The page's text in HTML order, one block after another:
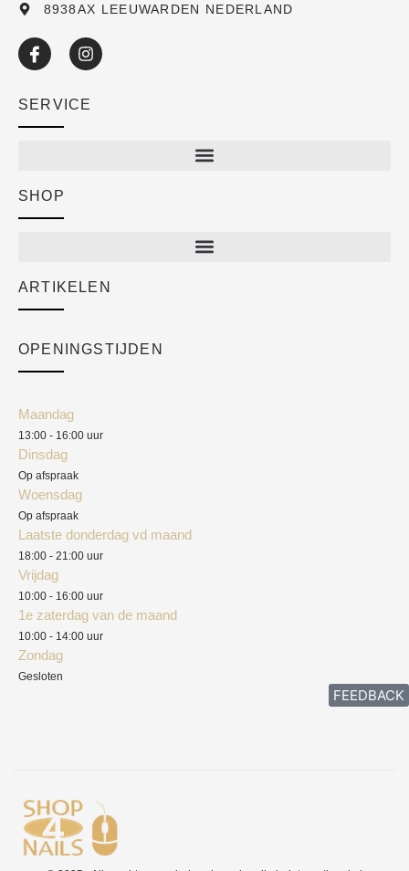
8938AX LEEUWARDEN NEDERLAND
SERVICE
Academy
SHOP
ARTIKELEN
OPENINGSTIJDEN
Maandag
13:00 - 16:00 uur
Dinsdag
Op afspraak
Woensdag
Op afspraak
Laatste donderdag vd maand
18:00 - 21:00 uur
Vrijdag
10:00 - 16:00 uur
1e zaterdag van de maand
10:00 - 14:00 uur
Zondag
Gesloten
FEEDBACK